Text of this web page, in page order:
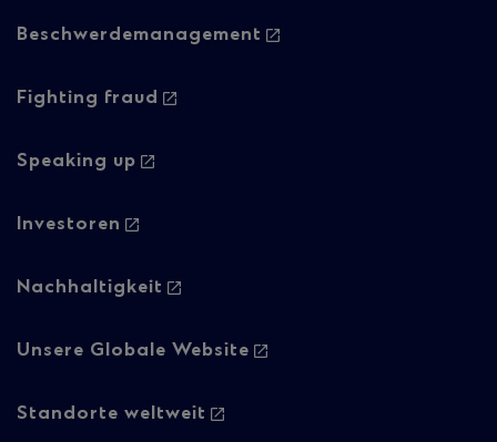
Footer
-
2
Beschwerdemanagement
Fighting fraud
Speaking up
Investoren
Nachhaltigkeit
Unsere Globale Website
Standorte weltweit